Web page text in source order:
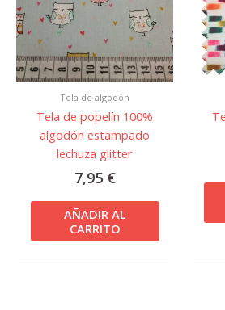
Tela de algodón
Tela de popelín 100%
algodón estampado
lechuza glitter
7,95 €
AÑADIR AL
CARRITO